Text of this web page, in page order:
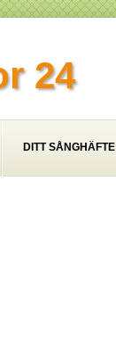
24
DITT SÅNGHÄFTE